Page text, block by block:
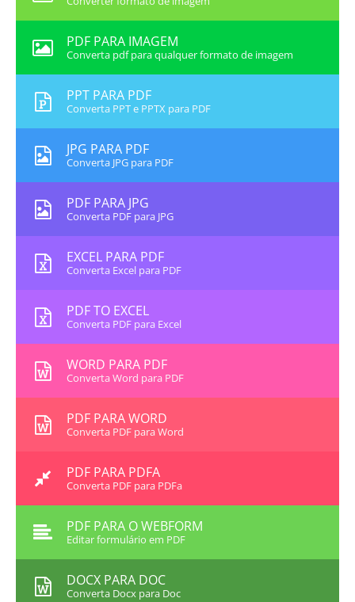
PDF PARA IMAGEM
Converta pdf para qualquer formato de imagem
PPT PARA PDF
Converta PPT e PPTX para PDF
JPG PARA PDF
Converta JPG para PDF
PDF PARA JPG
Converta PDF para JPG
EXCEL PARA PDF
Converta Excel para PDF
PDF TO EXCEL
Converta PDF para Excel
WORD PARA PDF
Converta Word para PDF
PDF PARA WORD
Converta PDF para Word
PDF PARA PDFA
Converta PDF para PDFa
PDF PARA O WEBFORM
Editar formulário em PDF
DOCX PARA DOC
Converta Docx para Doc